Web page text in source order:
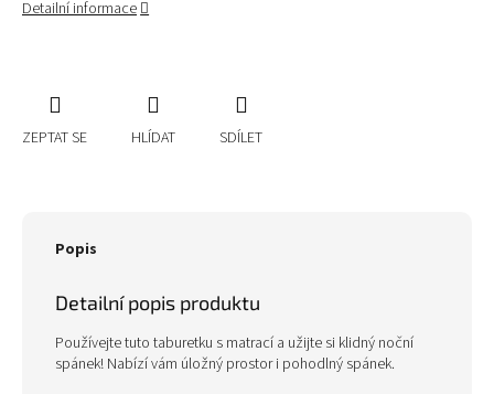
Detailní informace
ZEPTAT SE HLÍDAT SDÍLET
Popis
Detailní popis produktu
Používejte tuto taburetku s matrací a užijte si klidný noční
spánek! Nabízí vám úložný prostor i pohodlný spánek.